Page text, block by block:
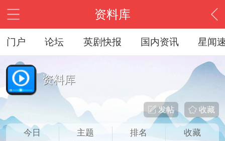
资料库
门户 论坛 英剧快报 国内资讯 星闻
资料库
收藏
发帖
今日 主题 排名 收藏